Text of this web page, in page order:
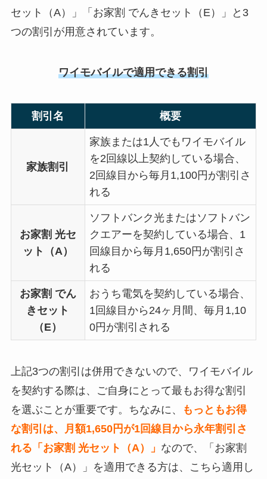
セット（A）」「お家割 でんきセット（E）」と3
つの割引が用意されています。
ワイモバイルで適用できる割引
割引名 概要
家族割引
家族または1人でもワイモバイル
を2回線以上契約している場合、
2回線目から毎月1,100円が割引さ
れる
お家割 光セ
ット（A）
ソフトバンク光またはソフトバン
クエアーを契約している場合、1
回線目から毎月1,650円が割引さ
れる
お家割 でん
きセット
（E）
おうち電気を契約している場合、
1回線目から24ヶ月間、毎月1,10
0円が割引される
上記3つの割引は併用できないので、ワイモバイル
を契約する際は、ご自身にとって最もお得な割引
を選ぶことが重要です。ちなみに、
もっともお得
な割引は、月額1,650円が1回線目から永年割引さ
れる「お家割 光セット（A）」 なので、「お家割
光セット（A）」を適用できる方は、こちら適用し